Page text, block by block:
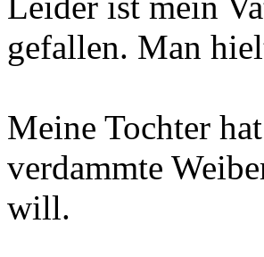
gefallen. Man
Meine Tochter
verdammte
will.